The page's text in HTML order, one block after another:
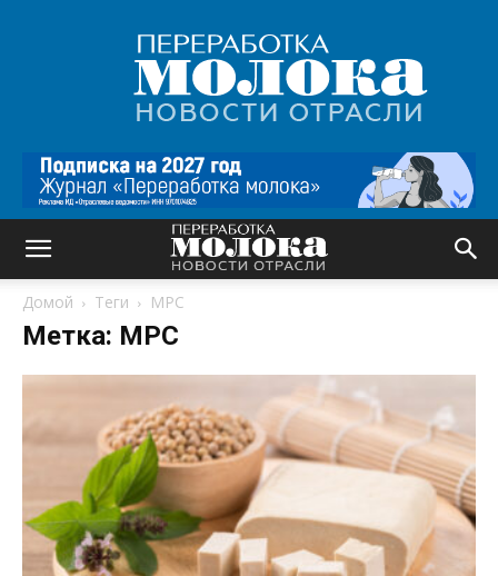
Переработка
молока
|
Новости
Домой Теги МРС
Метка: МРС